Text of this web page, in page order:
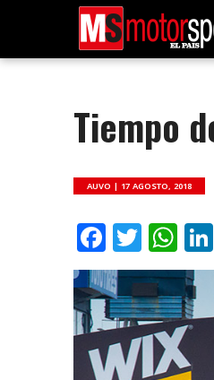
Tiempo
AUVO | 17 AGOSTO, 2018